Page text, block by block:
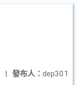
發布人： dep301
|